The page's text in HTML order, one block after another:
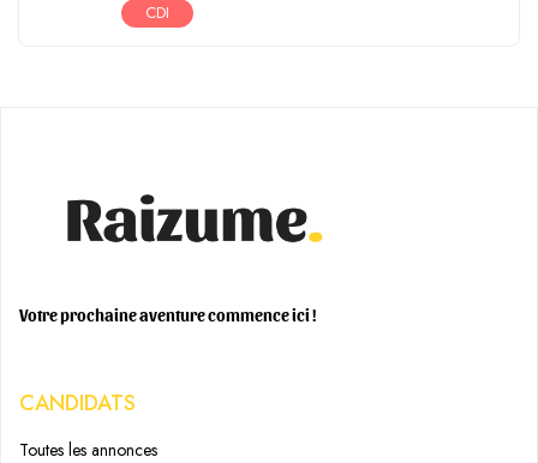
CDI
Votre prochaine aventure commence ici !
CANDIDATS
Toutes les annonces